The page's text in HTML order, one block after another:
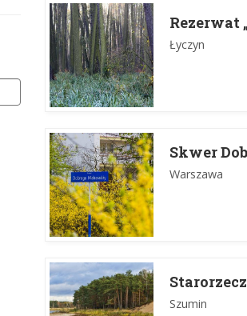
Rezerwat
Łyczyn
Skwer
Warszawa
Szumin